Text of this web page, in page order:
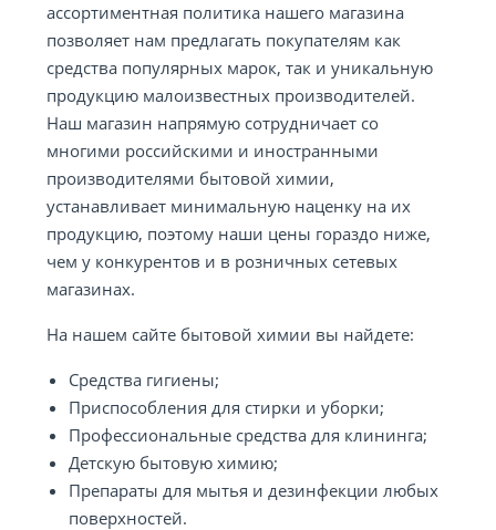
ассортиментная политика нашего магазина
позволяет нам предлагать покупателям как
средства популярных марок, так и уникальную
продукцию малоизвестных производителей.
Наш магазин напрямую сотрудничает со
многими российскими и иностранными
производителями бытовой химии,
устанавливает минимальную наценку на их
продукцию, поэтому наши цены гораздо ниже,
чем у конкурентов и в розничных сетевых
магазинах.
На нашем сайте бытовой химии вы найдете:
Средства гигиены;
Приспособления для стирки и уборки;
Профессиональные средства для клининга;
Детскую бытовую химию;
Препараты для мытья и дезинфекции любых
поверхностей.